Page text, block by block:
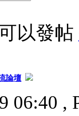
以發帖
論壇
06:40 ,